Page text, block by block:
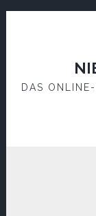
Skip
Skip
DAS